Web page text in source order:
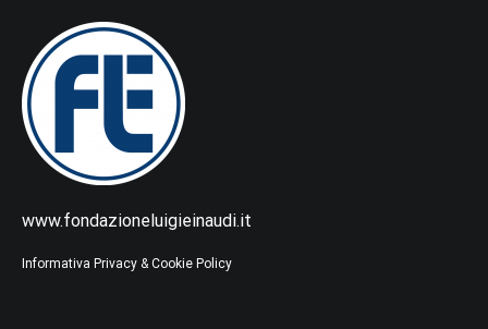
www.fondazioneluigieinaudi.it
Informativa Privacy & Cookie Policy